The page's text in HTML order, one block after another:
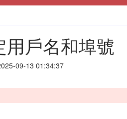
戶名和埠號
09-13 01:34:37